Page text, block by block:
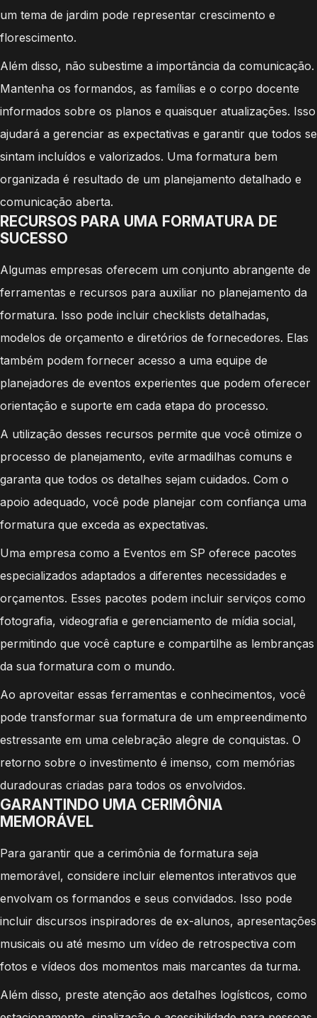
um tema de jardim pode representar crescimento e
florescimento.
Além disso, não subestime a importância da comunicação.
Mantenha os formandos, as famílias e o corpo docente
informados sobre os planos e quaisquer atualizações. Isso
ajudará a gerenciar as expectativas e garantir que todos se
sintam incluídos e valorizados. Uma formatura bem
organizada é resultado de um planejamento detalhado e
comunicação aberta.
RECURSOS PARA UMA FORMATURA DE
SUCESSO
Algumas empresas oferecem um conjunto abrangente de
ferramentas e recursos para auxiliar no planejamento da
formatura. Isso pode incluir checklists detalhadas,
modelos de orçamento e diretórios de fornecedores. Elas
também podem fornecer acesso a uma equipe de
planejadores de eventos experientes que podem oferecer
orientação e suporte em cada etapa do processo.
A utilização desses recursos permite que você otimize o
processo de planejamento, evite armadilhas comuns e
garanta que todos os detalhes sejam cuidados. Com o
apoio adequado, você pode planejar com confiança uma
formatura que exceda as expectativas.
Uma empresa como a Eventos em SP oferece pacotes
especializados adaptados a diferentes necessidades e
orçamentos. Esses pacotes podem incluir serviços como
fotografia, videografia e gerenciamento de mídia social,
permitindo que você capture e compartilhe as lembranças
da sua formatura com o mundo.
Ao aproveitar essas ferramentas e conhecimentos, você
pode transformar sua formatura de um empreendimento
estressante em uma celebração alegre de conquistas. O
retorno sobre o investimento é imenso, com memórias
duradouras criadas para todos os envolvidos.
GARANTINDO UMA CERIMÔNIA
MEMORÁVEL
Para garantir que a cerimônia de formatura seja
memorável, considere incluir elementos interativos que
envolvam os formandos e seus convidados. Isso pode
incluir discursos inspiradores de ex-alunos, apresentações
musicais ou até mesmo um vídeo de retrospectiva com
fotos e vídeos dos momentos mais marcantes da turma.
Além disso, preste atenção aos detalhes logísticos, como